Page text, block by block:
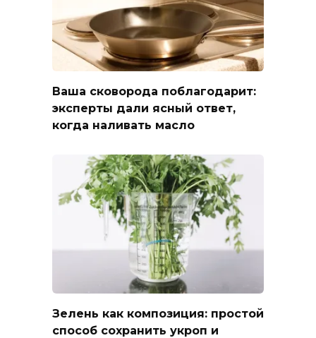
Ваша сковорода поблагодарит:
эксперты дали ясный ответ,
когда наливать масло
Зелень как композиция: простой
способ сохранить укроп и